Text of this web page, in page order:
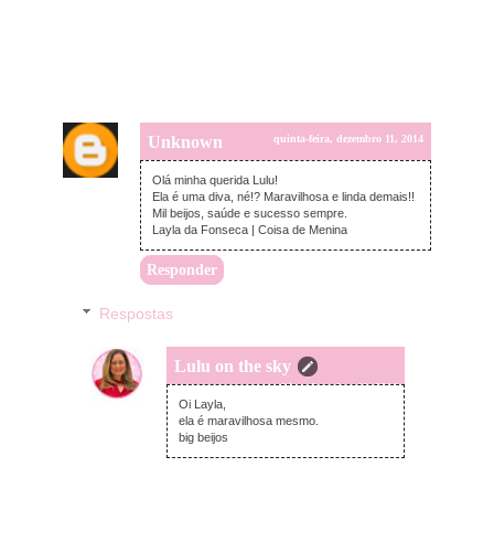
Unknown quinta-feira, dezembro 11, 2014
Olá minha querida Lulu!
Ela é uma diva, né!? Maravilhosa e linda demais!!
Mil beijos, saúde e sucesso sempre.
Layla da Fonseca | Coisa de Menina
Responder
Respostas
Lulu on the sky
sexta-feira, dezembro 12, 2014
Oi Layla,
ela é maravilhosa mesmo.
big beijos